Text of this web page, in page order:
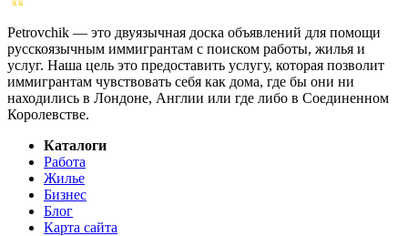
Petrovchik — это двуязычная доска объявлений для помощи
русскоязычным иммигрантам с поиском работы, жилья и
услуг. Наша цель это предоставить услугу, которая позволит
иммигрантам чувствовать себя как дома, где бы они ни
находились в Лондоне, Англии или где либо в Соединенном
Королевстве.
Каталоги
Работа
Жилье
Бизнес
Блог
Карта сайта